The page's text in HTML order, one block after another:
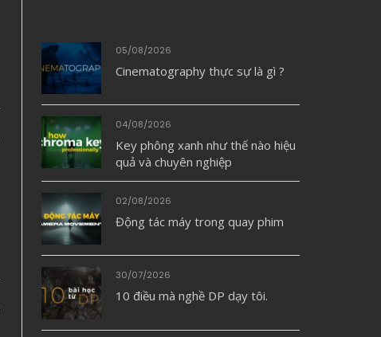
05/08/2026
Cinematography thực sự là gì ?
04/08/2026
Key phông xanh như thế nào hiệu
quả và chuyên nghiệp
02/08/2026
Động tác máy trong quay phim
30/07/2026
10 điều mà nghề DP dạy tôi.